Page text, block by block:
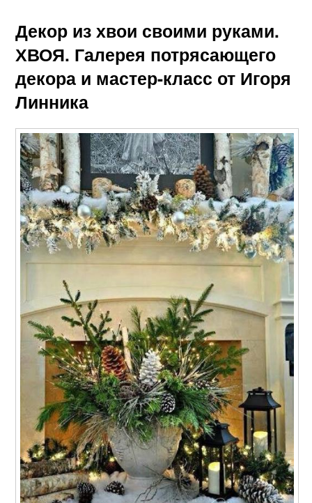
Декор из хвои своими руками.
ХВОЯ. Галерея потрясающего
декора и мастер-класс от Игоря
Линника